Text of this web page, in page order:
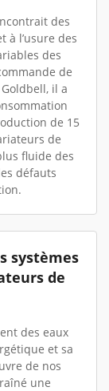
des
à l’usure des
des
de
il a
de 15
de
fluide des
défauts
systèmes
de
des eaux
et sa
de nos
une